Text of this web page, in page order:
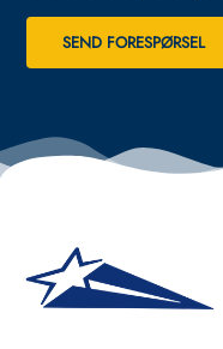
SEND FORESPØRSEL